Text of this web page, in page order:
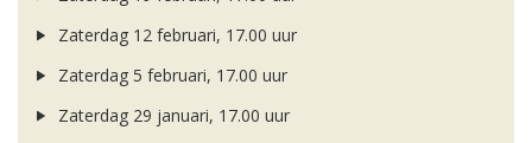
Zaterdag 12 februari, 17.00 uur
Zaterdag 5 februari, 17.00 uur
Zaterdag 29 januari, 17.00 uur